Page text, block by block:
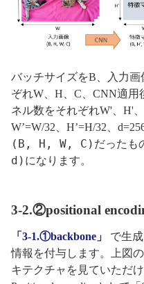
バッチサイズをB、入力
ぞれW、H、C、CNN適用
ネル数をそれぞれW'、H'
W’=W/32、H’=H/32、
(B, H, W, C) だったも
d) になります。
3-2.②positional
「3-1.①backbone」
で生
情報を付与します。上図
キテクチャを見ていただ